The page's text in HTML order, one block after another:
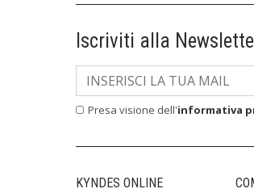
Iscriviti alla
Presa visione dell'informativa
KYNDES ONLINE